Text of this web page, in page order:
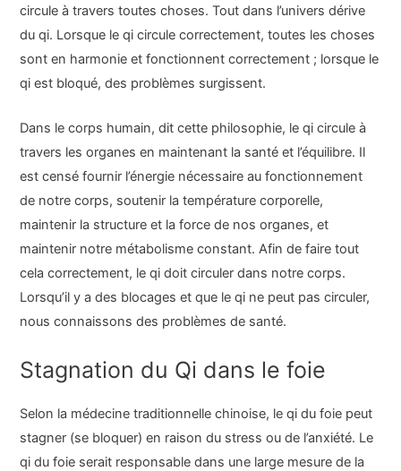
circule à travers toutes choses. Tout dans l’univers dérive
du qi. Lorsque le qi circule correctement, toutes les choses
sont en harmonie et fonctionnent correctement ; lorsque le
qi est bloqué, des problèmes surgissent.
Dans le corps humain, dit cette philosophie, le qi circule à
travers les organes en maintenant la santé et l’équilibre. Il
est censé fournir l’énergie nécessaire au fonctionnement
de notre corps, soutenir la température corporelle,
maintenir la structure et la force de nos organes, et
maintenir notre métabolisme constant. Afin de faire tout
cela correctement, le qi doit circuler dans notre corps.
Lorsqu’il y a des blocages et que le qi ne peut pas circuler,
nous connaissons des problèmes de santé.
Stagnation du Qi dans le foie
Selon la médecine traditionnelle chinoise, le qi du foie peut
stagner (se bloquer) en raison du stress ou de l’anxiété. Le
qi du foie serait responsable dans une large mesure de la